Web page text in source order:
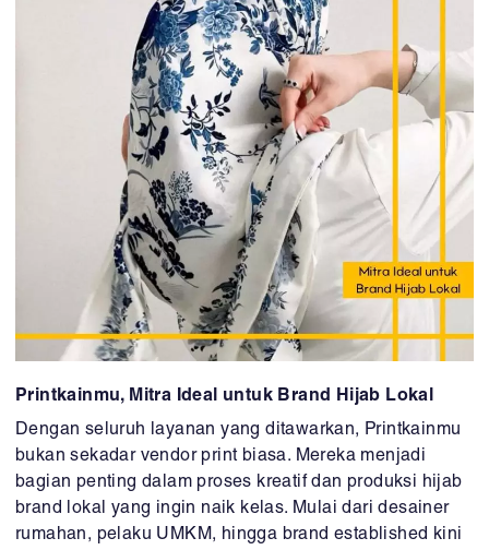
Printkainmu, Mitra Ideal untuk Brand Hijab Lokal
Dengan seluruh layanan yang ditawarkan, Printkainmu
bukan sekadar vendor print biasa. Mereka menjadi
bagian penting dalam proses kreatif dan produksi hijab
brand lokal yang ingin naik kelas. Mulai dari desainer
rumahan, pelaku UMKM, hingga brand established kini